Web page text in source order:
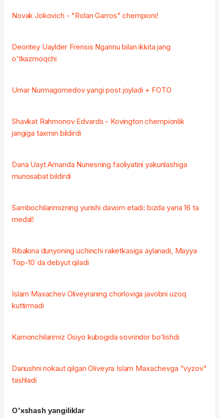
Novak Jokovich - "Rolan Garros" chempioni!
Deontey Uaylder Frensis Ngannu bilan ikkita jang
o'tkazmoqchi
Umar Nurmagomedov yangi post joyladi + FOTO
Shavkat Rahmonov Edvards - Kovington chempionlik
jangiga taxmin bildirdi
Dana Uayt Amanda Nunesning faoliyatini yakunlashiga
munosabat bildirdi
Sambochilarimizning yurishi davom etadi: bizda yana 16 ta
medal!
Ribakina dunyoning uchinchi raketkasiga aylanadi, Mayya
Top-10`da debyut qiladi
Islam Maxachev Oliveyraning chorloviga javobni uzoq
kuttirmadi
Kamonchilarimiz Osiyo kubogida sovrindor bo'lishdi
Dariushni nokaut qilgan Oliveyra Islam Maxachevga "vyzov"
tashladi
O'xshash yangiliklar